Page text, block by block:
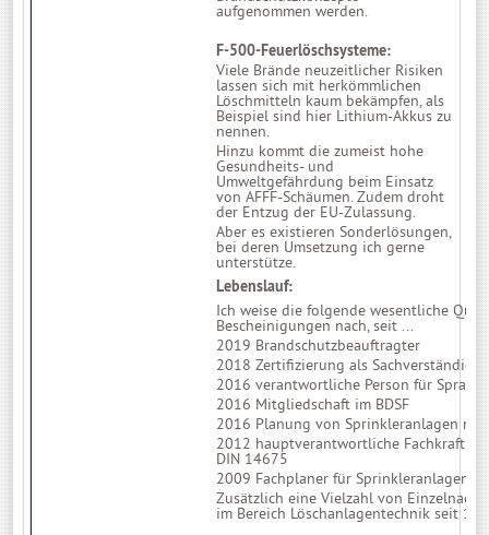
aufgenommen werden.
F-500-Feuerlöschsysteme:
Viele Brände neuzeitlicher Risiken
lassen sich mit herkömmlichen
Löschmitteln kaum bekämpfen, als
Beispiel sind hier Lithium-Akkus zu
nennen.
Hinzu kommt die zumeist hohe
Gesundheits- und
Umweltgefährdung beim Einsatz
von AFFF-Schäumen. Zudem droht
der Entzug der EU-Zulassung.
Aber es existieren Sonderlösungen,
bei deren Umsetzung ich gerne
unterstütze.
Lebenslauf:
Ich weise die folgende wesentliche
Bescheinigungen nach, seit ...
2019 Brandschutzbeauftragter
2018 Zertifizierung als
2016 verantwortliche Person für
2016 Mitgliedschaft im BDSF
2016 Planung von Sprinkleranlagen
2012 hauptverantwortliche Fachkraft
DIN 14675
2009 Fachplaner für Sprinkleranlagen
Zusätzlich eine Vielzahl von
im Bereich Löschanlagentechnik seit